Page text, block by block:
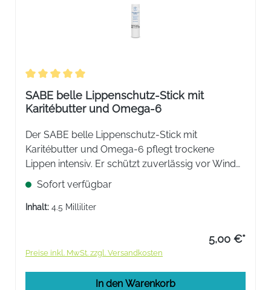
Durchschnittliche Bewertung von 5 von 5 Sternen
SABE belle Lippenschutz-Stick mit
Karitébutter und Omega-6
Der SABE belle Lippenschutz-Stick mit
Karitébutter und Omega-6 pflegt trockene
Lippen intensiv. Er schützt zuverlässig vor Wind
und Wetter im Alltag.
Sofort verfügbar
Inhalt: 4.5 Milliliter
5,00 €*
Preise inkl. MwSt. zzgl. Versandkosten
In den Warenkorb